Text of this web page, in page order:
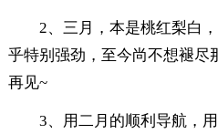
2、三月，本是桃红梨白，
乎特别强劲，至今尚不想褪尽
再见~
3、用二月的顺利导航，用